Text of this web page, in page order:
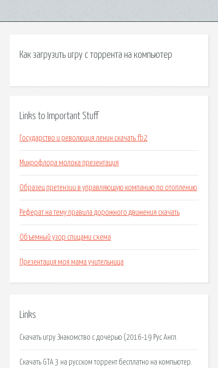
Как загрузить игру с торрента на компьютер
Links to Important Stuff
Государство и революция ленин скачать fb2
Микрофлора молока презентация
Образец претензии в управляющую компанию по отоплению
Реферат на тему правила дорожного движения скачать
Объемный узор спицами схема
Презентация моя мама учительница
Links
Скачать игру Знакомство с дочерью (2016-19 Рус Англ.
Скачать GTA 3 на русском торрент бесплатно на компьютер.